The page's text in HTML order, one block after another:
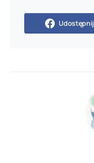
Udostępnij